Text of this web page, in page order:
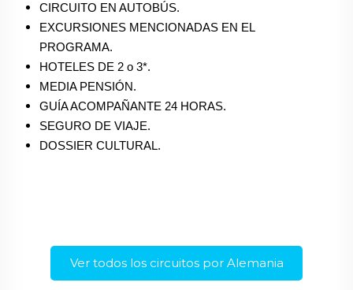
CIRCUITO EN AUTOBÚS.
EXCURSIONES MENCIONADAS EN EL
PROGRAMA.
HOTELES DE 2 o 3*.
MEDIA PENSIÓN.
GUÍA ACOMPAÑANTE 24 HORAS.
SEGURO DE VIAJE.
DOSSIER CULTURAL.
Ver todos los circuitos por Alemania